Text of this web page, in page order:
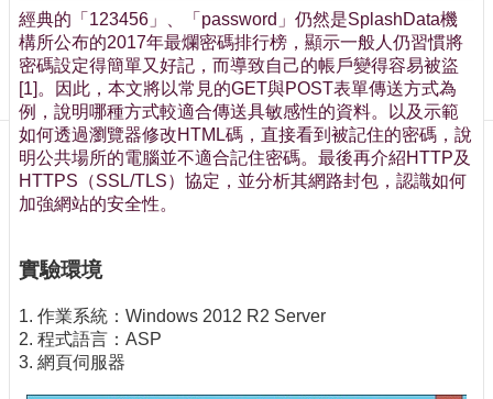
首
頁
聯
絡
資
訊
訂
閱/
網
導
覽
經典的「123456」、「password」仍然是SplashData機
構所公布的2017年最爛密碼排行榜，顯示一般人仍習慣將
密碼設定得簡單又好記，而導致自己的帳戶變得容易被盜
[1]。因此，本文將以常見的GET與POST表單傳送方式為
例，說明哪種方式較適合傳送具敏感性的資料。以及示範
如何透過瀏覽器修改HTML碼，直接看到被記住的密碼，說
明公共場所的電腦並不適合記住密碼。最後再介紹HTTP及
HTTPS（SSL/TLS）協定，並分析其網路封包，認識如何
加強網站的安全性。
實驗環境
1. 作業系統：Windows 2012 R2 Server
2. 程式語言：ASP
3. 網頁伺服器